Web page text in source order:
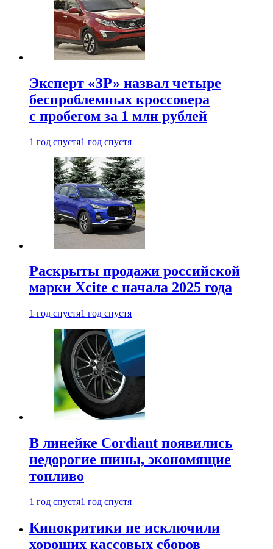
Эксперт «ЗР» назвал четыре
беспроблемных кроссовера
с пробегом за 1 млн рублей
1 год спустя1 год спустя
Раскрыты продажи российской
марки Xcite с начала 2025 года
1 год спустя1 год спустя
В линейке Cordiant появились
недорогие шины, экономящие
топливо
1 год спустя1 год спустя
Кинокритики не исключили
хороших кассовых сборов